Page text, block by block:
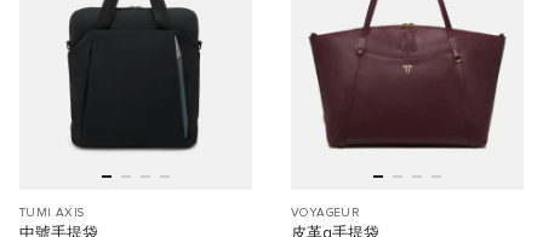
TUMI AXIS VOYAGEUR